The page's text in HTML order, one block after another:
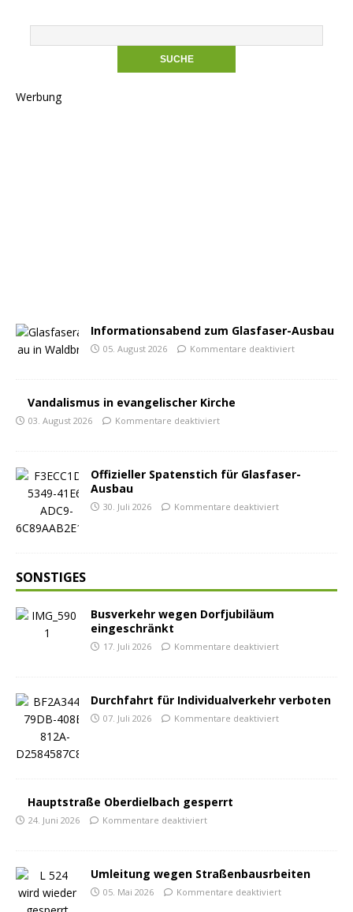
Werbung
Informationsabend zum Glasfaser-Ausbau
05. August 2026 Kommentare deaktiviert
Vandalismus in evangelischer Kirche
03. August 2026 Kommentare deaktiviert
Offizieller Spatenstich für Glasfaser-
Ausbau
30. Juli 2026 Kommentare deaktiviert
SONSTIGES
Busverkehr wegen Dorfjubiläum
eingeschränkt
17. Juli 2026 Kommentare deaktiviert
Durchfahrt für Individualverkehr verboten
07. Juli 2026 Kommentare deaktiviert
Hauptstraße Oberdielbach gesperrt
24. Juni 2026 Kommentare deaktiviert
Umleitung wegen Straßenbausrbeiten
05. Mai 2026 Kommentare deaktiviert